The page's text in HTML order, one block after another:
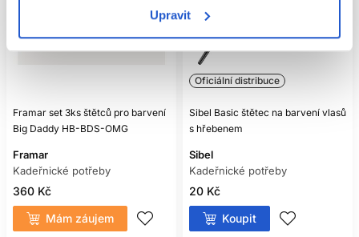
Upravit
Framar set 3ks štětců pro barvení
Big Daddy HB-BDS-OMG
Framar
Kadeřnické potřeby
360 Kč
Mám záujem
Oficiální distribuce
Sibel Basic štětec na barvení vlasů
s hřebenem
Sibel
Kadeřnické potřeby
20 Kč
Koupit